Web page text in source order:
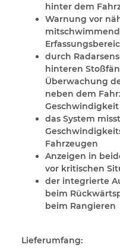
hinter dem
Warnung vor
durch
hinteren
Überwachung
neben dem
das System
Fahrzeugen
Anzeigen in
vor kritischen
der integrierte
beim
beim Rangieren
Lieferumfang: